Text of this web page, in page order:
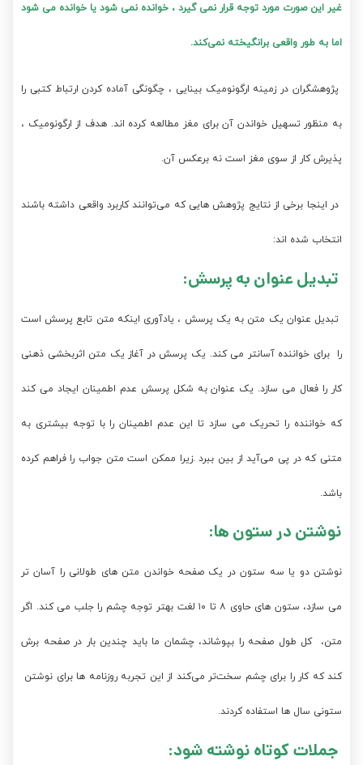
غیر این صورت مورد توجه قرار نمی گیرد ، خوانده نمی شود یا خوانده می شود
اما به طور واقعی برانگیخته نمی‌کند.
پژوهشگران در زمینه ارگونومیک بینایی ، چگونگی آماده کردن ارتباط کتبی را
به منظور تسهیل خواندن آن برای مغز مطالعه کرده اند. هدف از ارگونومیک ،
پذیرش کار از سوی مغز است نه برعکس آن.
در اینجا برخی از نتایج پژوهش هایی که می‌توانند کاربرد واقعی داشته باشند
انتخاب شده اند:
تبدیل عنوان به پرسش:
تبدیل عنوان یک متن به یک پرسش ، یادآوری اینکه متن تابع پرسش است
را برای خواننده آسانتر می کند. یک پرسش در آغاز یک متن اثربخشی ذهنی
کار را فعال می سازد. یک عنوان به شکل پرسش عدم اطمینان ایجاد می کند
که خواننده را تحریک می سازد تا این عدم اطمینان را با توجه بیشتری به
متنی که در پی می‌آید از بین ببرد .زیرا ممکن است متن جواب را فراهم کرده
باشد.
نوشتن در ستون ها:
نوشتن دو یا سه ستون در یک صفحه خواندن متن های طولانی را آسان تر
می سازد، ستون های حاوی ۸ تا ۱۰ لغت بهتر توجه چشم را جلب می کند. اگر
متن، کل طول صفحه را بپوشاند، چشمان ما باید چندین بار در صفحه برش
کند که کار را برای چشم سخت‌تر می‌کند از این تجربه روزنامه ها برای نوشتن
ستونی سال ها استفاده کردند.
جملات کوتاه نوشته شود: